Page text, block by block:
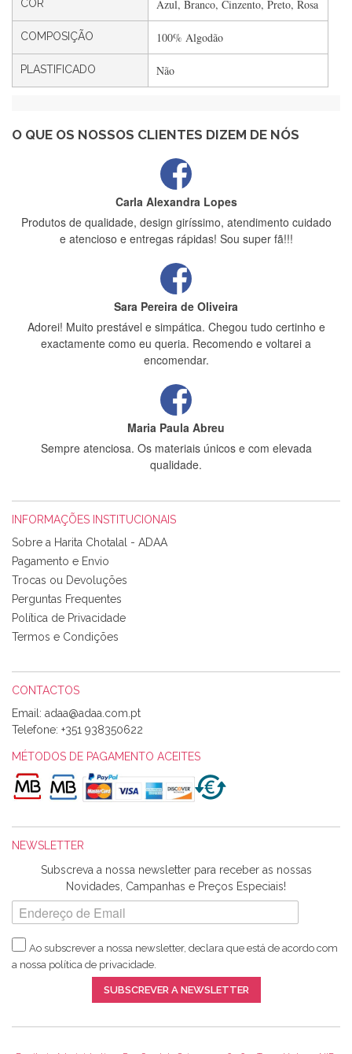
COR Azul, Branco, Cinzento, Preto, Rosa
COMPOSIÇÃO 100% Algodão
PLASTIFICADO Não
O QUE OS NOSSOS CLIENTES DIZEM DE NÓS
feita de muitas certamente❤️
estrelas
Carla Alexandra Lopes
Produtos de qualidade, design giríssimo, atendimento cuidado
e atencioso e entregas rápidas! Sou super fã!!!
Sara Pereira de Oliveira
Adorei! Muito prestável e simpática. Chegou tudo certinho e
exactamente como eu queria. Recomendo e voltarei a
encomendar.
Maria Paula Abreu
Sempre atenciosa. Os materiais únicos e com elevada
qualidade.
Tudo chegou em condições, pois os produtos vieram muito
bem acondicionados. Estou plenamente satisfeita com os
produtos adquiridos. Relativamente à bolsa, tem um tecido
com um padrão e cores muito bonitas e a execução está
perfeitíssima. Futuramente penso voltar a comprar na vossa
loja, têm excelentes artigos a um preço muito justo. A
Alexandra Morais
Olá boa Noite. Os meus tecidos chegaram hoje. Muito
obrigada pelo miminho que dá um jeitaço pras minhas linhas
de bordar e não sei o que pões nos tecidos, mas que cheiram
maravilhosamente ... cheiram! :) Muito Obrigada.
Harita a minha encomenda já chegou. :) Muito obrigada pela
rapidez no envio, pela qualidade dos materiais que me
enviaste e pela simpatia de sempre. :)
Catarina Amaro
5 estrelas. Gosto muito do serviço. A Harita Chotalal é muito
Recomendo.
INFORMAÇÕES INSTITUCIONAIS
Sobre a Harita Chotalal - ADAA
Pagamento e Envio
Trocas ou Devoluções
Perguntas Frequentes
Política de Privacidade
Termos e Condições
CONTACTOS
Email:
Telefone: +351 938350622
MÉTODOS DE PAGAMENTO ACEITES
NEWSLETTER
Subscreva a nossa newsletter para receber as nossas
Novidades, Campanhas e Preços Especiais!
Ao subscrever a nossa newsletter, declara que está de acordo com
a nossa política de privacidade.
SUBSCREVER A NEWSLETTER